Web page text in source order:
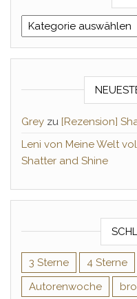
Kategorien
Grey zu [Rezension]
Leni von Meine Welt
Shatter and Shine
3 Sterne 4 Sterne
Autorenwoche